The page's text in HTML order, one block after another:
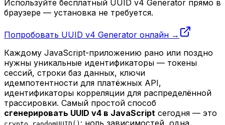
Используйте бесплатный UUID v4 Generator прямо в
браузере — установка не требуется.
Попробовать UUID v4 Generator онлайн →
Каждому JavaScript-приложению рано или поздно
нужны уникальные идентификаторы — токены
сессий, строки баз данных, ключи
идемпотентности для платёжных API,
идентификаторы корреляции для распределённой
трассировки. Самый простой способ
сгенерировать UUID v4 в JavaScript сегодня — это
: ноль зависимостей, одна